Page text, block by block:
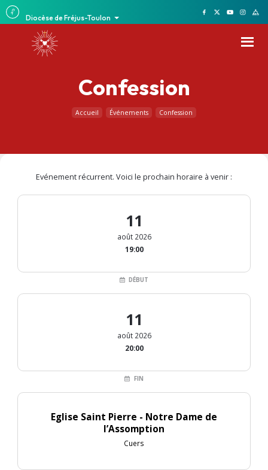
Diocèse de Fréjus-Toulon
Confession
Accueil Événements Confession
Evénement récurrent. Voici le prochain horaire à venir :
11
août 2026
19:00
DÉBUT
11
août 2026
20:00
FIN
Eglise Saint Pierre - Notre Dame de
l’Assomption
Cuers